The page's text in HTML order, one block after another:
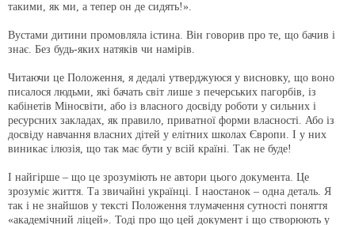
такими, як ми, а тепер он де сидять!».
Вустами дитини промовляла істина. Він говорив про те, що бачив і
знає. Без будь-яких натяків чи намірів.
Читаючи це Положення, я дедалі утверджуюся у висновку, що воно
писалося людьми, які бачать світ лише з печерських пагорбів, із
кабінетів Міносвіти, або із власного досвіду роботи у сильних і
ресурсних закладах, як правило, приватної форми власності. Або із
досвіду навчання власних дітей у елітних школах Європи. І у них
виникає ілюзія, що так має бути у всій країні. Так не буде!
І найгірше – що це зрозуміють не автори цього документа. Це
зрозуміє життя. Та звичайні українці. І наостанок – одна деталь. Я
так і не знайшов у тексті Положення тлумачення сутності поняття
«академічний ліцей». Тоді про що цей документ і що створюють у